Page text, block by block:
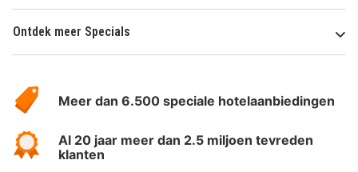
Ontdek meer Specials
HotelSpecials
Meer dan 6.500 speciale hotelaanbiedingen
Al 20 jaar meer dan 2.5 miljoen tevreden
klanten